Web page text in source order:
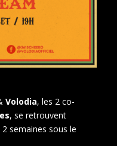
Volodia, les 2 co-
, se retrouvent
2 semaines sous le